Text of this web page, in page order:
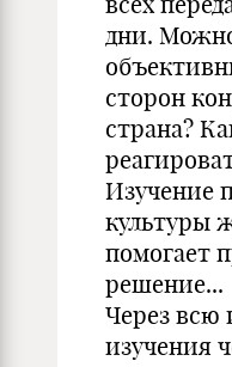
дни.
сторон
страна?
Изучение
культуры
помогает
решение...
Через всю
изучения